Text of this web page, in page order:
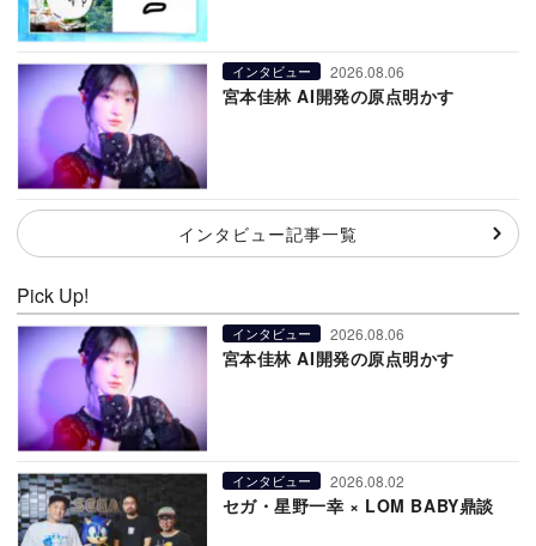
インタビュー 2026.08.06
宮本佳林 AI開発の原点明かす
インタビュー記事一覧
Pick Up!
インタビュー 2026.08.06
宮本佳林 AI開発の原点明かす
インタビュー 2026.08.02
セガ・星野一幸 × LOM BABY鼎談